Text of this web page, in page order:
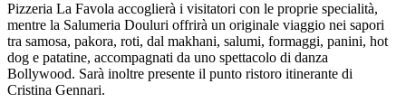
Pizzeria La Favola accoglierà i visitatori con le proprie specialità,
mentre la Salumeria Douluri offrirà un originale viaggio nei sapori
tra samosa, pakora, roti, dal makhani, salumi, formaggi, panini, hot
dog e patatine, accompagnati da uno spettacolo di danza
Bollywood. Sarà inoltre presente il punto ristoro itinerante di
Cristina Gennari.